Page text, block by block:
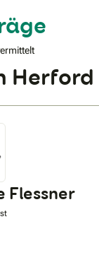
Flessner